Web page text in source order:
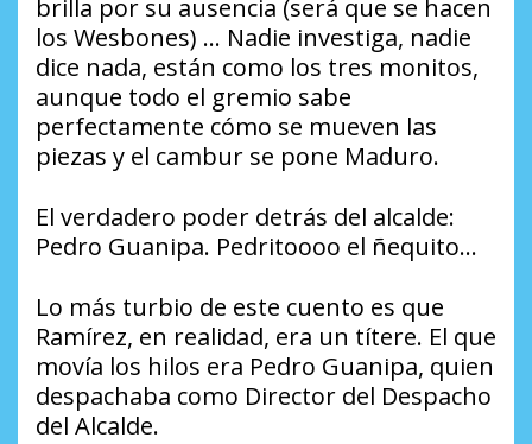
brilla por su ausencia (será que se hacen
los Wesbones) … Nadie investiga, nadie
dice nada, están como los tres monitos,
aunque todo el gremio sabe
perfectamente cómo se mueven las
piezas y el cambur se pone Maduro.
​El verdadero poder detrás del alcalde:
Pedro Guanipa. Pedritoooo el ñequito…
​Lo más turbio de este cuento es que
Ramírez, en realidad, era un títere. El que
movía los hilos era Pedro Guanipa, quien
despachaba como Director del Despacho
del Alcalde.